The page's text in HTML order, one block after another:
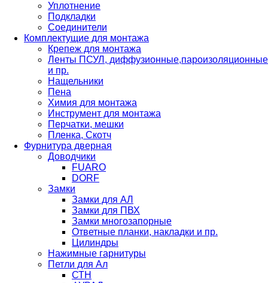
Уплотнение
Подкладки
Соединители
Комплектущие для монтажа
Крепеж для монтажа
Ленты ПСУЛ, диффузионные,пароизоляционные
и пр.
Нащельники
Пена
Химия для монтажа
Инструмент для монтажа
Перчатки, мешки
Пленка, Скотч
Фурнитура дверная
Доводчики
FUARO
DORF
Замки
Замки для АЛ
Замки для ПВХ
Замки многозапорные
Ответные планки, накладки и пр.
Цилиндры
Нажимные гарнитуры
Петли для Ал
СТН